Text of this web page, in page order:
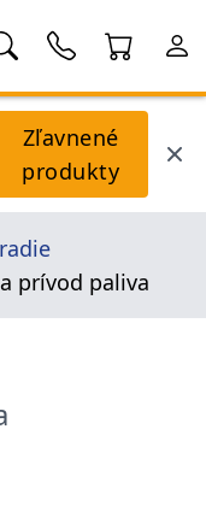
Zľavnené
produkty
prívod paliva